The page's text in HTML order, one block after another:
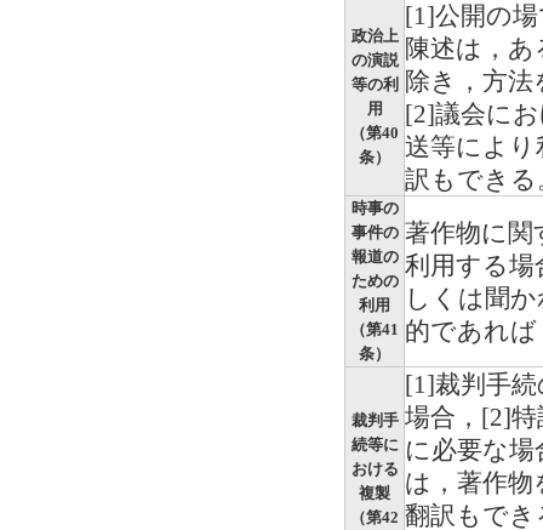
政治上
の演説
等の利
用
（第40
条）
[1]公開の
陳述は，
除き，方
[2]議会に
送等によ
訳もできる
時事の
事件の
報道の
ための
利用
（第41
条）
著作物に関
利用する場
しくは聞
的であれ
裁判手
続等に
おける
複製
（第42
[1]裁判手
場合，[2]
に必要な
は，著作
翻訳もでき